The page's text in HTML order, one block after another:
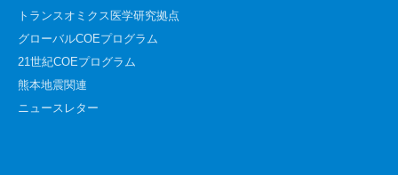
トランスオミクス医学研究拠点
グローバルCOEプログラム
21世紀COEプログラム
熊本地震関連
ニュースレター